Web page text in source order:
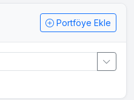
Portföye Ekle